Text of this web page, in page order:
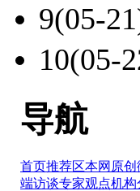
9(05-
10(05-
导航
首页推荐区本网原创
端访谈专家观点机构